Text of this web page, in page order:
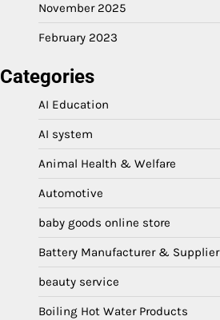
November 2025
February 2023
Categories
AI Education
AI system
Animal Health & Welfare
Automotive
baby goods online store
Battery Manufacturer & Supplier
beauty service
Boiling Hot Water Products